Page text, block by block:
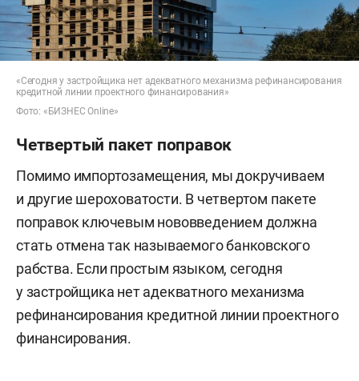
«Сегодня у застройщика нет адекватного механизма рефинансирования
кредитной линии проектного финансирования»
Фото: «БИЗНЕС Online»
Четвертый пакет поправок
Помимо импортозамещения, мы докручиваем
и другие шероховатости. В четвертом пакете
поправок ключевым нововведением должна
стать отмена так называемого банковского
рабства. Если простым языком, сегодня
у застройщика нет адекватного механизма
рефинансирования кредитной линии проектного
финансирования.